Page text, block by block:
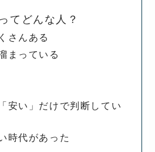
てどんな人？
さんある
まっている
安い」だけで判断してい
時代があった